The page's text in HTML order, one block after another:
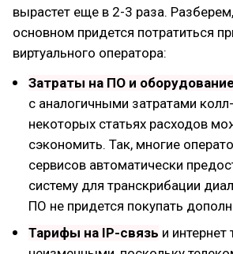
вырастет еще в 2-3 раза.
основном придется потратиться
виртуального оператора:
Затраты на ПО и оборудование
с аналогичными затратами
некоторых статьях расходов
сэкономить. Так, многие
сервисов автоматически
систему для транскрибации
ПО не придется покупать
Тарифы на IP-связь и интернет